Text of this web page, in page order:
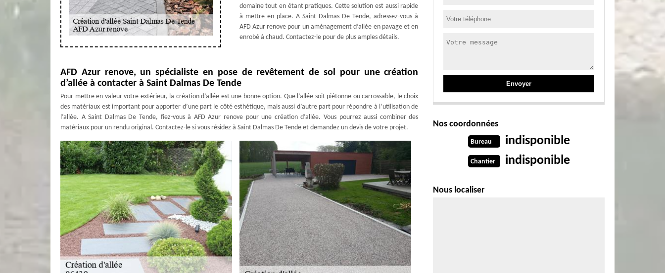
domaine tout en étant pratiques. Cette solution est aussi rapide
à mettre en place. A Saint Dalmas De Tende, adressez-vous à
AFD Azur renove pour un aménagement d’allée en pavage et en
enrobé à chaud. Contactez-le pour de plus amples détails.
AFD Azur renove, un spécialiste en pose de revêtement de sol pour une création
d’allée à contacter à Saint Dalmas De Tende
Pour mettre en valeur votre extérieur, la création d’allée est une bonne option. Que l’allée soit piétonne ou carrossable, le choix
des matériaux est important pour apporter d’une part le côté esthétique, mais aussi d’autre part pour répondre à l’utilisation de
l’allée. A Saint Dalmas De Tende, fiez-vous à AFD Azur renove pour une création d’allée. Vous pourrez aussi combiner des
matériaux pour un rendu original. Contactez-le si vous résidez à Saint Dalmas De Tende et demandez un devis de votre projet.
Nos coordonnées
Bureau indisponible
Chantier indisponible
Nous localiser